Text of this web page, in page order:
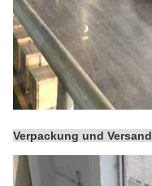
Verpackung und Versand